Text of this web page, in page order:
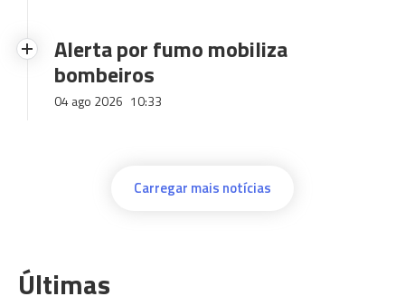
Alerta por fumo mobiliza
bombeiros
04 ago 2026 10:33
Carregar mais notícias
Últimas